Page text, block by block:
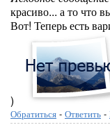
красиво... а то что
Вот! Теперь есть
)
Обратиться - Ответить -